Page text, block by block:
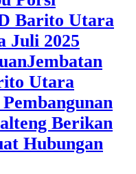
Barito Utara
Juli 2025
Jembatan
Utara
Berikan
Hubungan